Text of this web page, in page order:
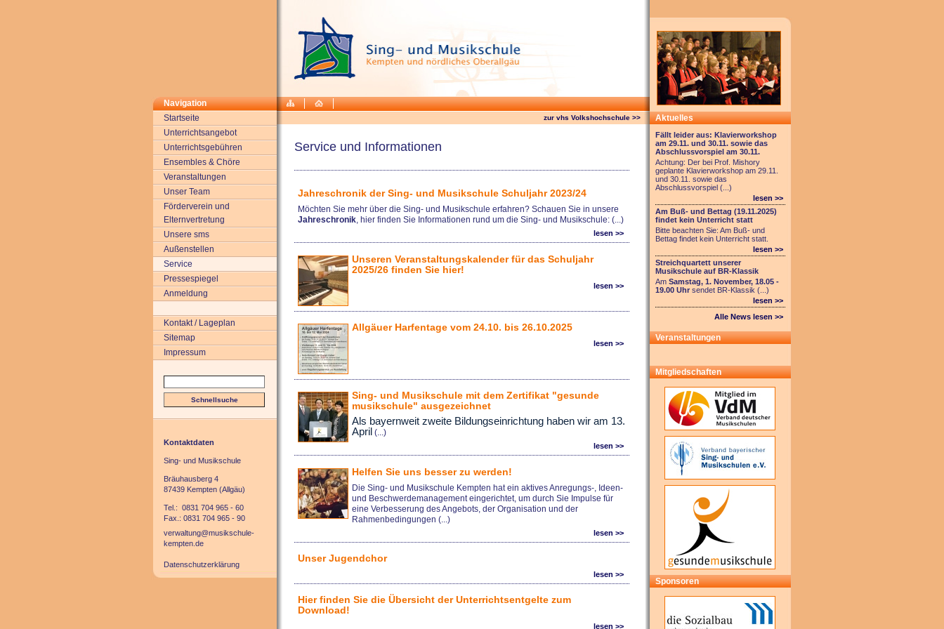
Navigation
Startseite
Unterrichtsangebot
Unterrichtsgebühren
Ensembles & Chöre
Veranstaltungen
Unser Team
Förderverein und
Elternvertretung
Unsere sms
Außenstellen
Service
Pressespiegel
Anmeldung
Kontakt / Lageplan
Sitemap
Impressum
Kontaktdaten
Sing- und Musikschule
Bräuhausberg 4
87439 Kempten (Allgäu)
Tel.: 0831 704 965 - 60
Fax.: 0831 704 965 - 90
verwaltung@musikschule-
kempten.de
Datenschutzerklärung
Aktuelles
Fällt leider aus: Klavierworkshop
am 29.11. und 30.11. sowie das
Abschlussvorspiel am 30.11.
Achtung: Der bei Prof. Mishory
geplante Klavierworkshop am 29.11.
und 30.11. sowie das
Abschlussvorspiel (...)
lesen >>
Am Buß- und Bettag (19.11.2025)
findet kein Unterricht statt
Bitte beachten Sie: Am Buß- und
Bettag findet kein Unterricht statt.
lesen >>
Streichquartett unserer
Musikschule auf BR-Klassik
AmSamstag, 1. November, 18.05 -
19.00 Uhr sendet BR-Klassik (...)
lesen >>
Alle News lesen >>
Veranstaltungen
Mitgliedschaften
Sponsoren
zur vhs Volkshochschule >>
Service und Informationen
Jahreschronik der Sing- und Musikschule Schuljahr 2023/24
Möchten Sie mehr über die Sing- und Musikschule erfahren? Schauen Sie in unsere
Jahreschronik, hier finden Sie Informationen rund um die Sing- und Musikschule: (...)
lesen >>
Unseren Veranstaltungskalender für das Schuljahr
2025/26 finden Sie hier!
lesen >>
Allgäuer Harfentage vom 24.10. bis 26.10.2025
lesen >>
Sing- und Musikschule mit dem Zertifikat "gesunde
musikschule" ausgezeichnet
Als bayernweit zweite Bildungseinrichtung haben wir am 13.
April (...)
lesen >>
Helfen Sie uns besser zu werden!
Die Sing- und Musikschule Kempten hat ein aktives Anregungs-, Ideen-
und Beschwerdemanagement eingerichtet, um durch Sie Impulse für
eine Verbesserung des Angebots, der Organisation und der
Rahmenbedingungen (...)
lesen >>
Unser Jugendchor
lesen >>
Hier finden Sie die Übersicht der Unterrichtsentgelte zum
Download!
lesen >>